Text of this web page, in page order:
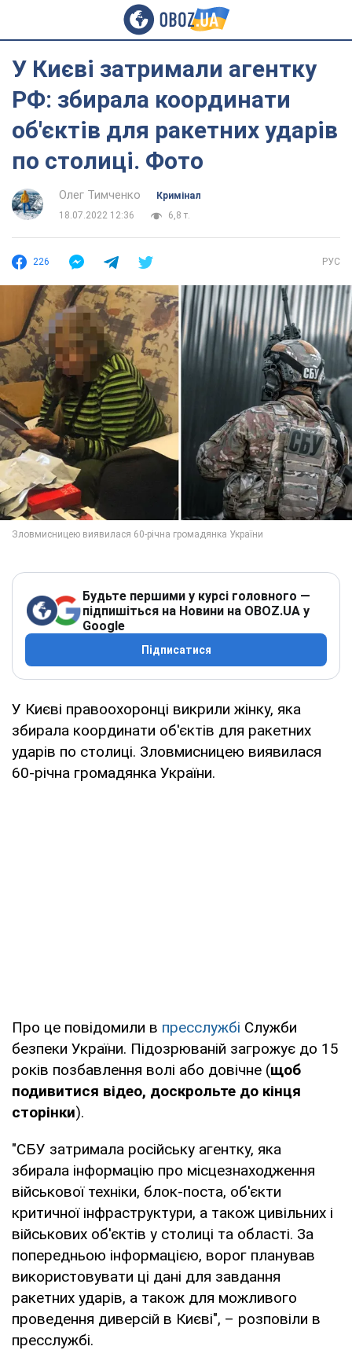
У Києві затримали агентку
РФ: збирала координати
об'єктів для ракетних ударів
по столиці. Фото
Олег Тимченко
Кримінал
18.07.2022 12:36
6,8 т.
226 РУС
Будьте першими у курсі головного —
підпишіться на Новини на OBOZ.UA у
Google
Підписатися
У Києві правоохоронці викрили жінку, яка
збирала координати об'єктів для ракетних
ударів по столиці. Зловмисницею виявилася
60-річна громадянка України.
Про це повідомили в пресслужбі Служби
безпеки України. Підозрюваній загрожує до 15
років позбавлення волі або довічне (щоб
подивитися відео, доскрольте до кінця
сторінки).
"СБУ затримала російську агентку, яка
збирала інформацію про місцезнаходження
військової техніки, блок-поста, об'єкти
критичної інфраструктури, а також цивільних і
військових об'єктів у столиці та області. За
попередньою інформацією, ворог планував
використовувати ці дані для завдання
ракетних ударів, а також для можливого
проведення диверсій в Києві", – розповіли в
пресслужбі.